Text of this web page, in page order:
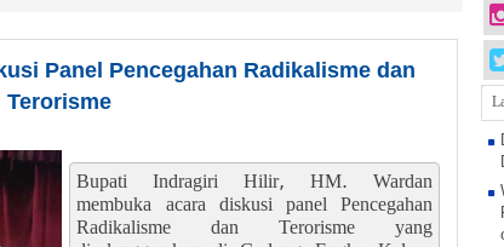
Panel Pencegahan Radikalisme dan
Terorisme
Bupati Indragiri Hilir, HM. Wardan
membuka acara diskusi panel Pencegahan
Radikalisme dan Terorisme yang